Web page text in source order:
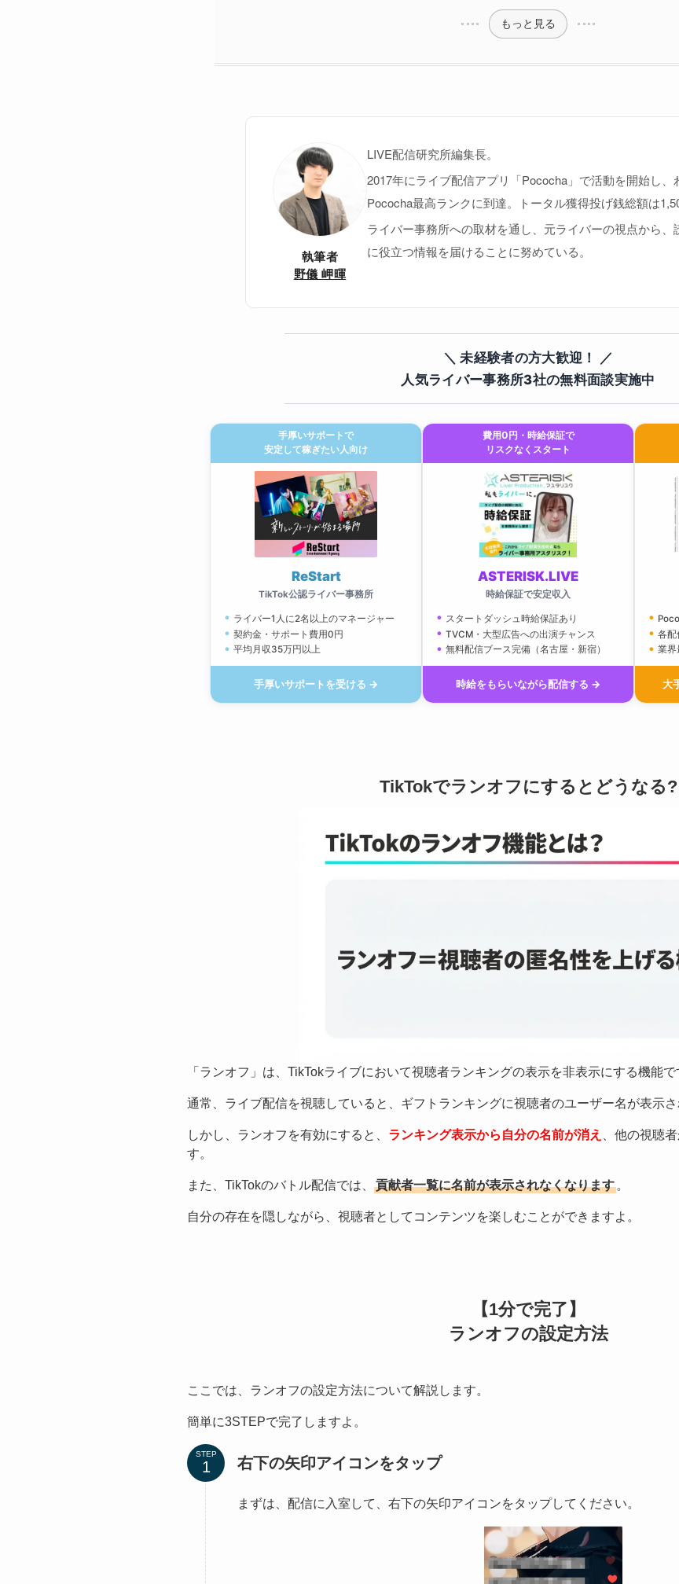
もっと見る
執筆者
野儀 岬暉
LIVE配信研究所編集長。
2017年にライブ配信アプリ「Pococha」で活動を開始し、
Pococha最高ランクに到達。トータル獲得投げ銭総額は
ライバー事務所への取材を通し、元ライバーの視点から、
に役立つ情報を届けることに努めている。
＼ 未経験者の方大歓迎！ ／
人気ライバー事務所3社の無料面談実施中
手厚いサポートで
安定して稼ぎたい人向け
ReStart
TikTok公認ライバー事務所
ライバー1人に2名以上のマネージャー
契約金・サポート費用0円
平均月収35万円以上
手厚いサポートを受ける →
費用0円・時給保証で
リスクなくスタート
ASTERISK.LIVE
時給保証で安定収入
スタートダッシュ時給保証あり
TVCM・大型広告への出演チャンス
無料配信ブース完備（名古屋・新宿）
時給をもらいながら配信する →
各配
業界
大
TikTokでランオフにするとどうなる?
「ランオフ」は、TikTokライブにおいて視聴者ランキングの表示を非表示にする機能で
通常、ライブ配信を視聴していると、ギフトランキングに視聴者のユーザー名が表示さ
しかし、ランオフを有効にすると、 ランキング表示から自分の名前が消え
、他の視聴
す。
また、TikTokのバトル配信では、 貢献者一覧に名前が表示されなくなります 。
自分の存在を隠しながら、視聴者としてコンテンツを楽しむことができますよ。
【1分で完了】
ランオフの設定方法
ここでは、ランオフの設定方法について解説します。
簡単に3STEPで完了しますよ。
STEP 右下の矢印アイコンをタップ
まずは、配信に入室して、右下の矢印アイコンをタップしてください。